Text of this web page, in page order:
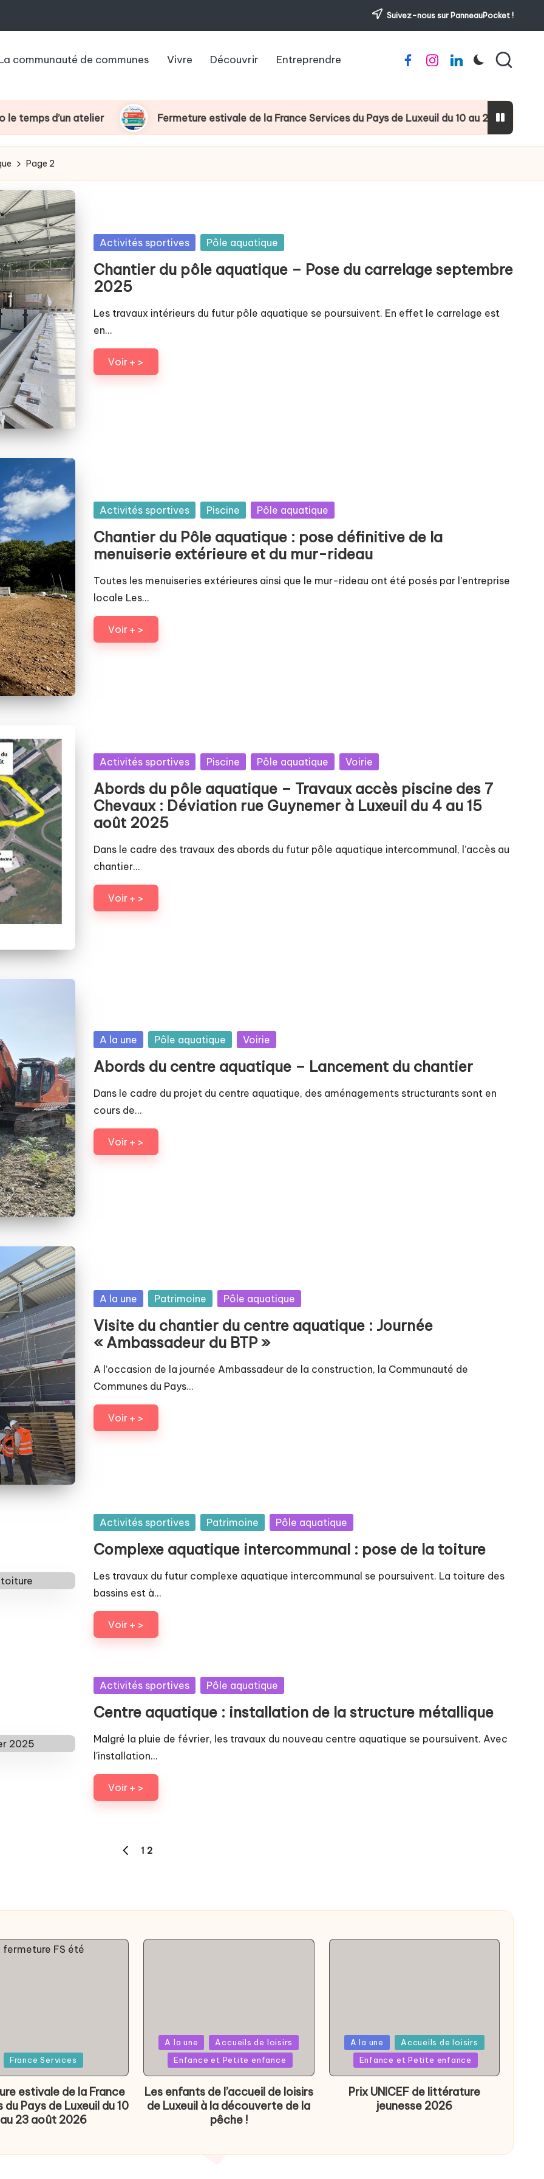
Suivez-nous sur PanneauPocket !
communauté de communes Vivre Découvrir Entreprendre FacebookInstagram
Linkedin
atelier Fermeture estivale de la France Services du Pays de Luxeuil du 10 au 23 août 2026
Page 2
Posted
Activités sportives Pôle aquatique
Chantier du pôle aquatique – Pose du carrelage septembre
2025
Les travaux intérieurs du futur pôle aquatique se poursuivent. En effet le carrelage est
en…
Voir + >
Posted
Activités sportives Piscine Pôle aquatique
Chantier du Pôle aquatique : pose définitive de la
menuiserie extérieure et du mur-rideau
Toutes les menuiseries extérieures ainsi que le mur-rideau ont été posés par l'entreprise
locale Les…
Voir + >
Posted
Activités sportives Piscine Pôle aquatique Voirie
Abords du pôle aquatique – Travaux accès piscine des 7
Chevaux : Déviation rue Guynemer à Luxeuil du 4 au 15
août 2025
Dans le cadre des travaux des abords du futur pôle aquatique intercommunal, l’accès au
chantier…
Voir + >
Posted
A la une Pôle aquatique Voirie
Abords du centre aquatique – Lancement du chantier
Dans le cadre du projet du centre aquatique, des aménagements structurants sont en
cours de…
Voir + >
Posted
A la une Patrimoine Pôle aquatique
Visite du chantier du centre aquatique : Journée
« Ambassadeur du BTP »
A l’occasion de la journée Ambassadeur de la construction, la Communauté de
Communes du Pays…
Voir + >
Posted
Activités sportives Patrimoine Pôle aquatique
Complexe aquatique intercommunal : pose de la toiture
Les travaux du futur complexe aquatique intercommunal se poursuivent. La toiture des
bassins est à…
Voir + >
Posted
Activités sportives Pôle aquatique
Centre aquatique : installation de la structure métallique
Malgré la pluie de février, les travaux du nouveau centre aquatique se poursuivent. Avec
l'installation…
Voir + >
PREVIOUS
1 2
France Services
estivale de la France
du Pays de Luxeuil du 10
au 23 août 2026
Posted
A la une
Accueils de loisirs
Enfance et Petite enfance
Les enfants de l’accueil de loisirs
de Luxeuil à la découverte de la
pêche !
Posted
A la une
Accueils de loisirs
Enfance et Petite enfance
Prix UNICEF de littérature
jeunesse 2026